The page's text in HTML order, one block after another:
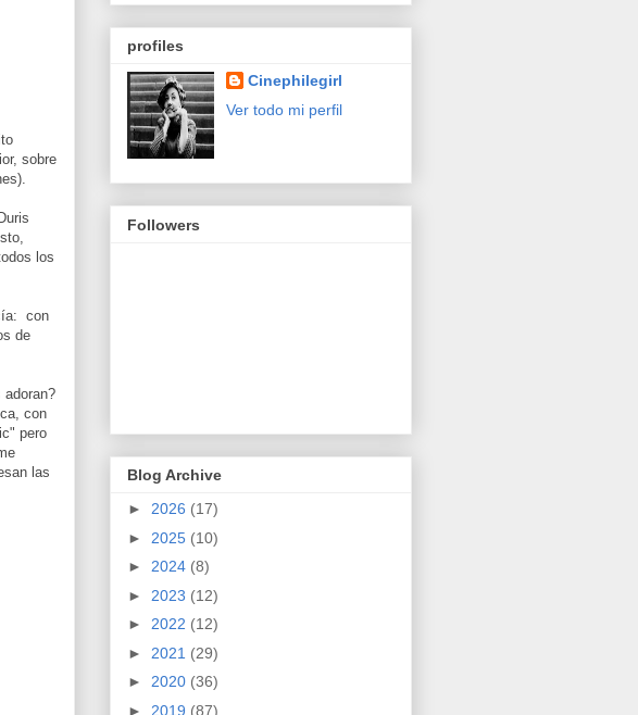
sobre
los
con
de
con
pero
las
profiles
Cinephilegirl
Ver todo mi perfil
Followers
Blog Archive
► 2026 (17)
► 2025 (10)
► 2024 (8)
► 2023 (12)
► 2022 (12)
► 2021 (29)
► 2020 (36)
► 2019 (87)